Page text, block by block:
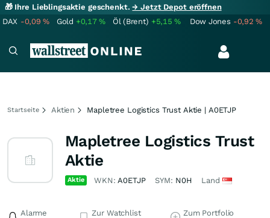
🎁 Ihre Lieblingsaktie geschenkt.→ Jetzt Depot eröffnen
DAX -0,09% Gold +0,17% Öl (Brent) +5,15% Dow Jones -0,92%
Startseite Aktien Mapletree Logistics Trust Aktie | A0ETJP
Mapletree Logistics Trust
Aktie
Aktie WKN:A0ETJP SYM: N0H Land
Alarme
Zur Watchlist
Zum Portfolio